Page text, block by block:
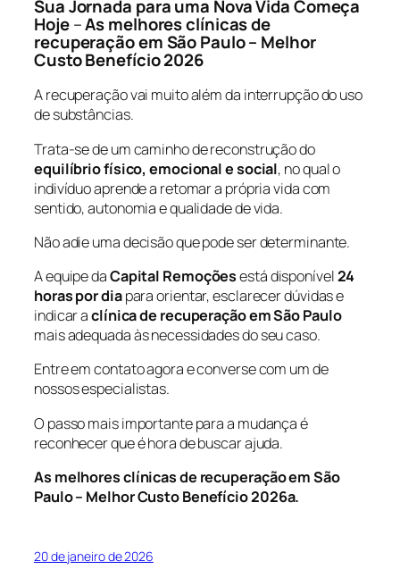
Sua Jornada para uma Nova Vida Começa
Hoje–As melhores clínicas de
recuperação em São Paulo – Melhor
Custo Benefício 2026
A recuperação vai muito além da interrupção do uso
de substâncias.
Trata-se de um caminho de reconstrução do
equilíbrio físico, emocional e social, no qual o
indivíduo aprende a retomar a própria vida com
sentido, autonomia e qualidade de vida.
Não adie uma decisão que pode ser determinante.
A equipe daCapital Remoçõesestá disponível24
horas por diapara orientar, esclarecer dúvidas e
indicar aclínica de recuperação em São Paulo
mais adequada às necessidades do seu caso.
Entre em contato agora e converse com um de
nossos especialistas.
O passo mais importante para a mudança é
reconhecer que é hora de buscar ajuda.
As melhores clínicas de recuperação em São
Paulo – Melhor Custo Benefício 2026a.
20 de janeiro de 2026